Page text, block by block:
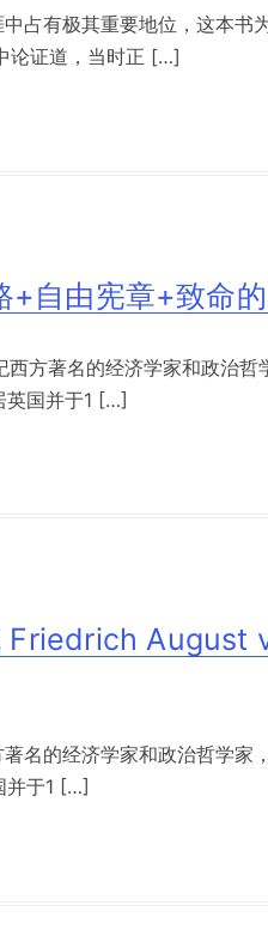
占有极其重要地位，这本书
论证道，当时正 […]
自由宪章+致命的
方著名的经济学家和政治哲
英国并于1 […]
Friedrich August
名的经济学家和政治哲学家
并于1 […]